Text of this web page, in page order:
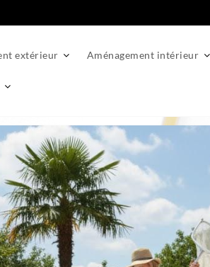
extérieur Aménagement intérieur